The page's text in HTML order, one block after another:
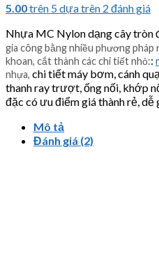
5.00trên 5 dựa trên 2 đánh giá
Nhựa MC Nylon dạng cây
gia công bằng nhiều phương pháp
khoan, cắt thành các chi tiết nhỏ::
nhựa, chi tiết máy bơm, cánh
thanh ray trượt, ống nối, khớp
đặc có ưu điểm giá thành rẻ,
Mô tả
Đánh giá (2)